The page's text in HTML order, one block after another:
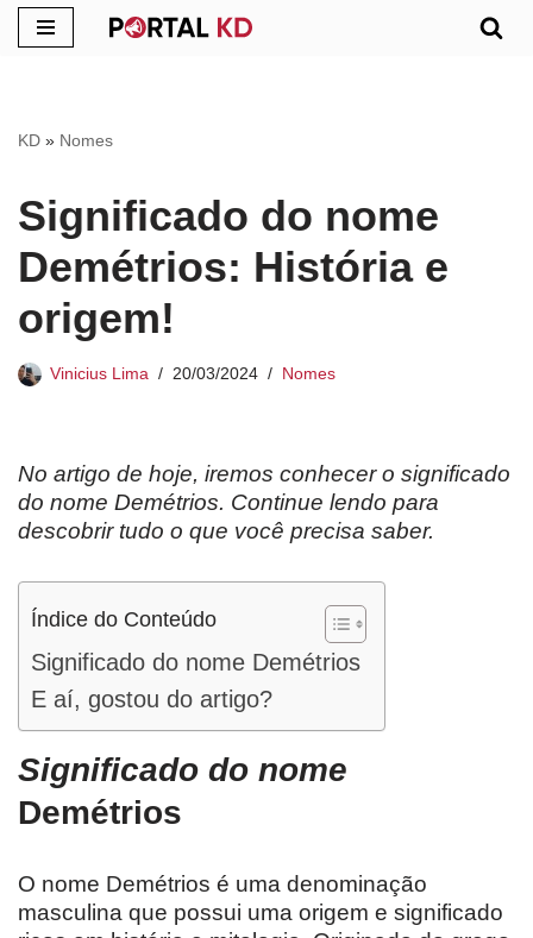
conteúdo
KD » Nomes
Significado do nome
Demétrios: História e
origem!
Vinicius Lima 20/03/2024 Nomes
No artigo de hoje, iremos conhecer o significado
do nome Demétrios. Continue lendo para
descobrir tudo o que você precisa saber.
Índice do Conteúdo
Significado do nome Demétrios
E aí, gostou do artigo?
Significado do nome
Demétrios
O nome Demétrios é uma denominação
masculina que possui uma origem e significado